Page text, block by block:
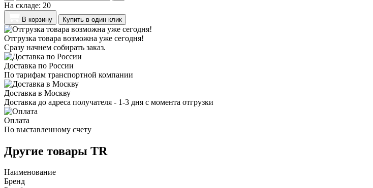
На складе: 20
В корзину Купить в один клик
Отгрузка товара возможна уже сегодня!
Сразу начнем собирать заказ.
Доставка по России
По тарифам транспортной компании
Доставка в Москву
Доставка до адреса получателя - 1-3 дня с момента отгрузки
Оплата
По выставленному счету
Другие товары TR
Наименование
Бренд